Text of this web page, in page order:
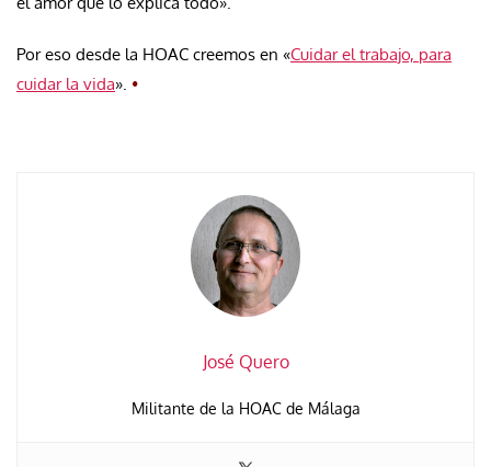
Por eso desde la HOAC creemos en «Cuidar el trabajo, para
cuidar la vida». •
José Quero
Militante de la HOAC de Málaga